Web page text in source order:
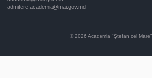
admitere.academia@mai.gov.md
© 2026 Academia "Ştefan cel Mare"